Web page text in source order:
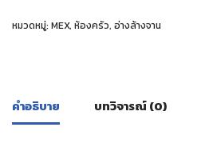
หมวดหมู่: MEX, ห้องครัว, อ่างล้างจาน
คำอธิบาย บทวิจารณ์ (0)